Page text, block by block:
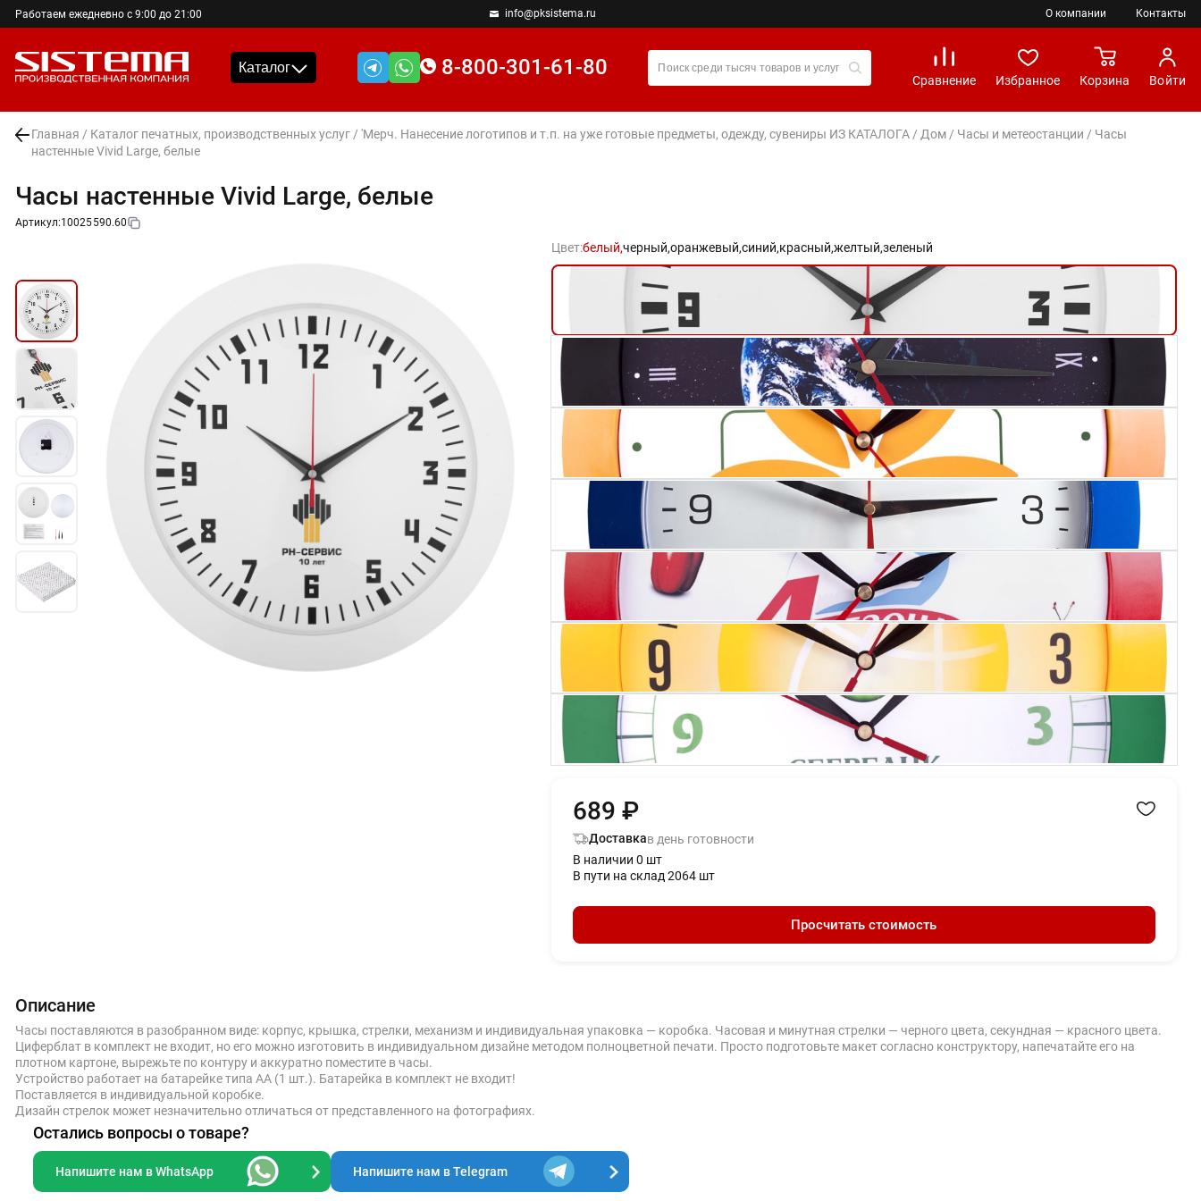
Работаем ежедневно с 9:00 до 21:00 info@pksistema.ru О компании Контакты
Каталог 8-800-301-61-80
Сравнение Избранное Корзина Войти
Главная / Каталог печатных, производственных услуг /'Мерч. Нанесение логотипов и т.п. на уже готовые предметы, одежду, сувениры ИЗ КАТАЛОГА / Дом / Часы и метеостанции / Часы
настенные Vivid Large, белые
Часы настенные Vivid Large, белые
Артикул:10025590.60
Цвет:белый,черный,оранжевый,синий,красный,желтый,зеленый
689 ₽
Доставкав день готовности
В наличии 0 шт
В пути на склад 2064 шт
Просчитать стоимость
Описание
Часы поставляются в разобранном виде: корпус, крышка, стрелки, механизм и индивидуальная упаковка — коробка. Часовая и минутная стрелки — черного цвета, секундная — красного цвета.
Циферблат в комплект не входит, но его можно изготовить в индивидуальном дизайне методом полноцветной печати. Просто подготовьте макет согласно конструктору, напечатайте его на
плотном картоне, вырежьте по контуру и аккуратно поместите в часы.
Устройство работает на батарейке типа АА (1 шт.). Батарейка в комплект не входит!
Поставляется в индивидуальной коробке.
Дизайн стрелок может незначительно отличаться от представленного на фотографиях.
Остались вопросы о товаре?
Напишите нам в WhatsApp Напишите нам в Telegram